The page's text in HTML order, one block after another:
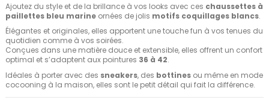
Ajoutez du style et de la brillance à vos looks avec ces chaussettes à
paillettes bleu marine ornées de jolis motifs coquillages blancs.
Élégantes et originales, elles apportent une touche fun à vos tenues du
quotidien comme à vos soirées.
Conçues dans une matière douce et extensible, elles offrent un confort
optimal et s’adaptent aux pointures 36 à 42.
Idéales à porter avec des sneakers, des bottines ou même en mode
cocooning à la maison, elles sont le petit détail qui fait la différence.